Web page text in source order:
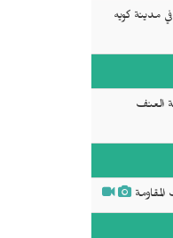
مدينة كويه
العنف